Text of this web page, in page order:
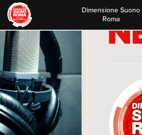
Skip
to
content
Dimensione Suono
Roma